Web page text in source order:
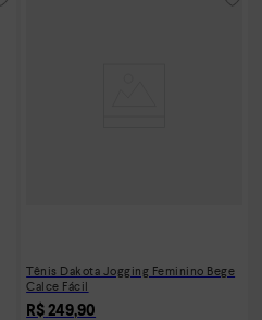
Tênis Dakota Jogging Feminino Bege
Calce Fácil
R$ 249,90